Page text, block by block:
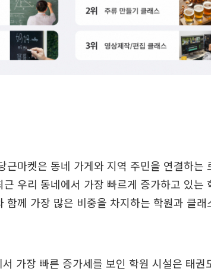
근마켓은 동네 가게와 지역 주민을 연결하는
우리 동네에서 가장 빠르게 증가하고 있는
함께 가장 많은 비중을 차지하는 학원과 클래
가장 빠른 증가세를 보인 학원 시설은 태권